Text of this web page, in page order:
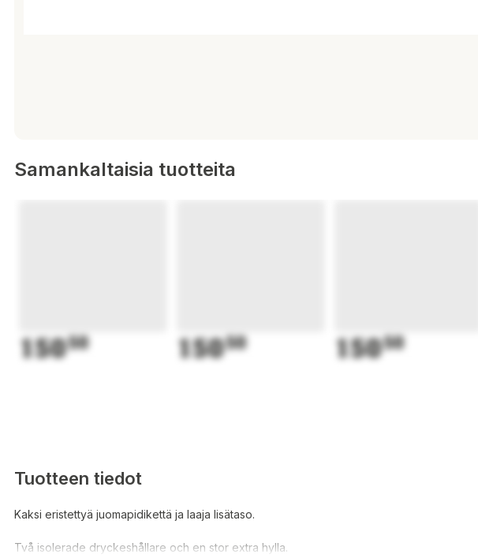
Samankaltaisia tuotteita
15050 15050 15050
Tuotteen tiedot
Kaksi eristettyä juomapidikettä ja laaja lisätaso.
Två isolerade dryckeshållare och en stor extra hylla.